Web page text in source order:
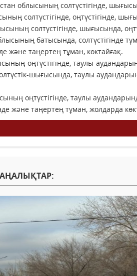
облысының солтүстігінде,
солтүстігінде, оңтүстігінде,
солтүстігінде, шығысында,
батысында, солтүстігінде
және таңертең тұман, көктайғақ.
оңтүстігінде, таулы
шығысында, таулы
оңтүстігінде, таулы
және таңертең тұман, жолдарда